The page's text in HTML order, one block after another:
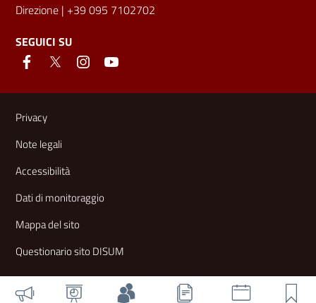
Direzione | +39 095 7102702
SEGUICI SU
Link e informazioni utili
Privacy
Note legali
Accessibilità
Dati di monitoraggio
Mappa del sito
Questionario sito DISUM